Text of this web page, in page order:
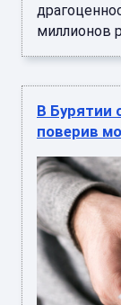
миллионов
В Бурятии
поверив